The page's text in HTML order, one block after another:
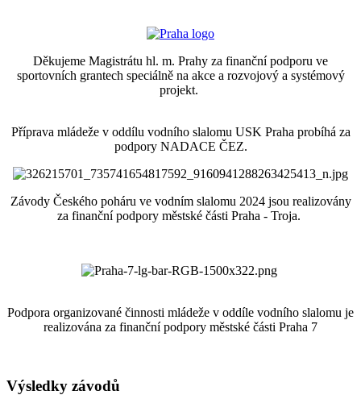
Děkujeme Magistrátu hl. m. Prahy za finanční podporu ve
sportovních grantech speciálně na akce a rozvojový a systémový
projekt.
Příprava mládeže v oddílu vodního slalomu USK Praha probíhá za
podpory NADACE ČEZ.
Závody Českého poháru ve vodním slalomu 2024 jsou realizovány
za finanční podpory městské části Praha - Troja.
Podpora organizované činnosti mládeže v oddíle vodního slalomu je
realizována za finanční podpory městské části Praha 7
Výsledky závodů